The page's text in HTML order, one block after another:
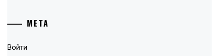
МЕТА
Войти